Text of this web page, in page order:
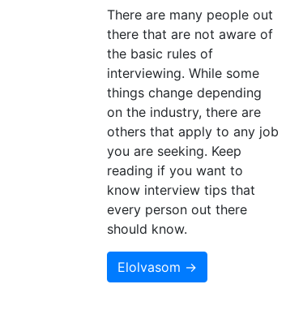
There are many people out
there that are not aware of
the basic rules of
interviewing. While some
things change depending
on the industry, there are
others that apply to any job
you are seeking. Keep
reading if you want to
know interview tips that
every person out there
should know.
Elolvasom →